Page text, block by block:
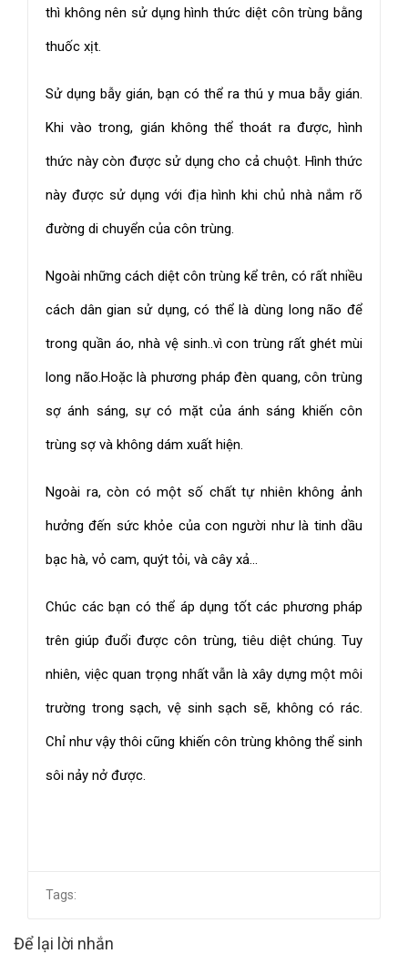
thì không nên sử dụng hình thức diệt côn trùng bằng
thuốc xịt.
Sử dụng bẫy gián, bạn có thể ra thú y mua bẫy gián.
Khi vào trong, gián không thể thoát ra được, hình
thức này còn được sử dụng cho cả chuột. Hình thức
này được sử dụng với địa hình khi chủ nhà nắm rõ
đường di chuyển của côn trùng.
Ngoài những cách diệt côn trùng kể trên, có rất nhiều
cách dân gian sử dụng, có thể là dùng long não để
trong quần áo, nhà vệ sinh..vì con trùng rất ghét mùi
long não.Hoặc là phương pháp đèn quang, côn trùng
sợ ánh sáng, sự có mặt của ánh sáng khiến côn
trùng sợ và không dám xuất hiện.
Ngoài ra, còn có một số chất tự nhiên không ảnh
hưởng đến sức khỏe của con người như là tinh dầu
bạc hà, vỏ cam, quýt tỏi, và cây xả...
Chúc các bạn có thể áp dụng tốt các phương pháp
trên giúp đuổi được côn trùng, tiêu diệt chúng. Tuy
nhiên, việc quan trọng nhất vẫn là xây dựng một môi
trường trong sạch, vệ sinh sạch sẽ, không có rác.
Chỉ như vậy thôi cũng khiến côn trùng không thể sinh
sôi nảy nở được.
Tags:
Để lại lời nhắn